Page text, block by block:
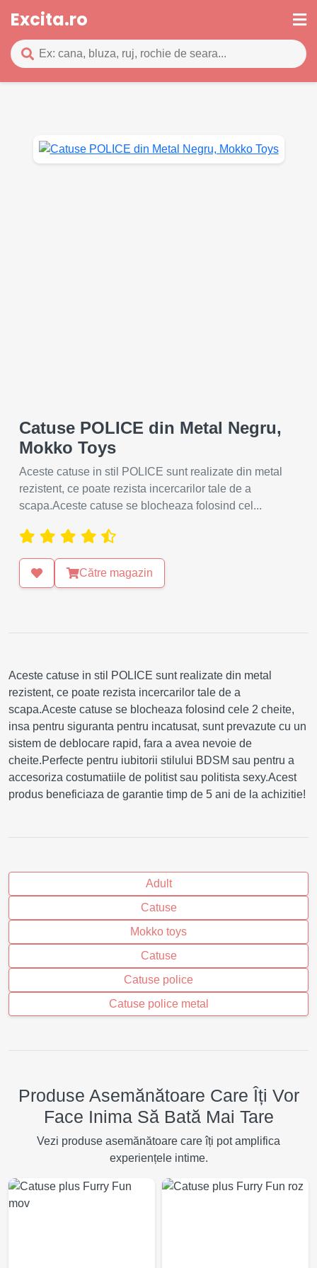
Excita.ro
Catuse POLICE din Metal Negru,
Mokko Toys
Aceste catuse in stil POLICE sunt realizate din metal
rezistent, ce poate rezista incercarilor tale de a
scapa.Aceste catuse se blocheaza folosind cel...
Către magazin
Aceste catuse in stil POLICE sunt realizate din metal
rezistent, ce poate rezista incercarilor tale de a
scapa.Aceste catuse se blocheaza folosind cele 2 cheite,
insa pentru siguranta pentru incatusat, sunt prevazute cu un
sistem de deblocare rapid, fara a avea nevoie de
cheite.Perfecte pentru iubitorii stilului BDSM sau pentru a
accesoriza costumatiile de politist sau politista sexy.Acest
produs beneficiaza de garantie timp de 5 ani de la achizitie!
Adult
Catuse
Mokko toys
Catuse
Catuse police
Catuse police metal
Produse Asemănătoare Care Îți Vor
Face Inima Să Bată Mai Tare
Vezi produse asemănătoare care îți pot amplifica
experiențele intime.